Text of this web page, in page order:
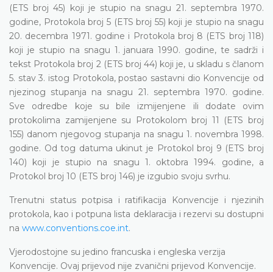
(ETS broj 45) koji je stupio na snagu 21. septembra 1970.
godine, Protokola broj 5 (ETS broj 55) koji je stupio na snagu
20. decembra 1971. godine i Protokola broj 8 (ETS broj 118)
koji je stupio na snagu 1. januara 1990. godine, te sadrži i
tekst Protokola broj 2 (ETS broj 44) koji je, u skladu s članom
5. stav 3. istog Protokola, postao sastavni dio Konvencije od
njezinog stupanja na snagu 21. septembra 1970. godine.
Sve odredbe koje su bile izmijenjene ili dodate ovim
protokolima zamijenjene su Protokolom broj 11 (ETS broj
155) danom njegovog stupanja na snagu 1. novembra 1998.
godine. Od tog datuma ukinut je Protokol broj 9 (ETS broj
140) koji je stupio na snagu 1. oktobra 1994. godine, a
Protokol broj 10 (ETS broj 146) je izgubio svoju svrhu.
Trenutni status potpisa i ratifikacija Konvencije i njezinih
protokola, kao i potpuna lista deklaracija i rezervi su dostupni
na www.conventions.coe.int.
Vjerodostojne su jedino francuska i engleska verzija
Konvencije. Ovaj prijevod nije zvanični prijevod Konvencije.